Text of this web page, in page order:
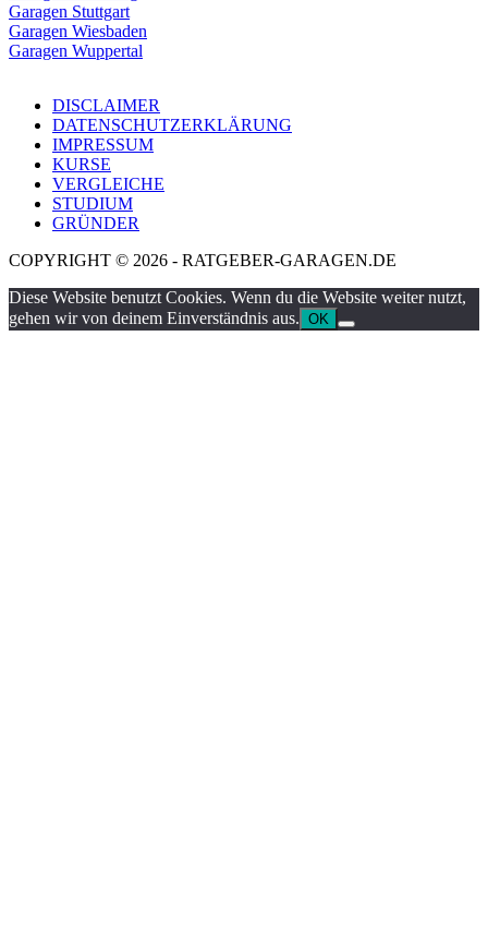
Garagen Stuttgart
Garagen Wiesbaden
Garagen Wuppertal
DISCLAIMER
DATENSCHUTZERKLÄRUNG
IMPRESSUM
KURSE
VERGLEICHE
STUDIUM
GRÜNDER
COPYRIGHT © 2026 - RATGEBER-GARAGEN.DE
Diese Website benutzt Cookies. Wenn du die Website weiter nutzt,
gehen wir von deinem Einverständnis aus. OK